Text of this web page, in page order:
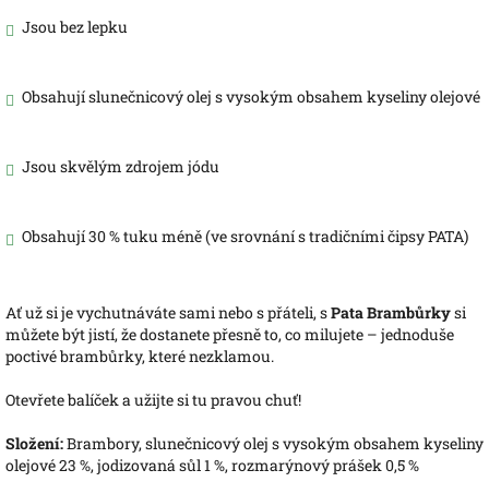
Jsou bez lepku
Obsahují slunečnicový olej s vysokým obsahem kyseliny olejové
Jsou skvělým zdrojem jódu
Obsahují 30 % tuku méně (ve srovnání s tradičními čipsy PATA)
Ať už si je vychutnáváte sami nebo s přáteli, sPata Brambůrkysi
můžete být jistí, že dostanete přesně to, co milujete – jednoduše
poctivé brambůrky, které nezklamou.
Otevřete balíček a užijte si tu pravou chuť!
Složení:Brambory, slunečnicový olej s vysokým obsahem kyseliny
olejové 23 %, jodizovaná sůl 1 %, rozmarýnový prášek 0,5 %